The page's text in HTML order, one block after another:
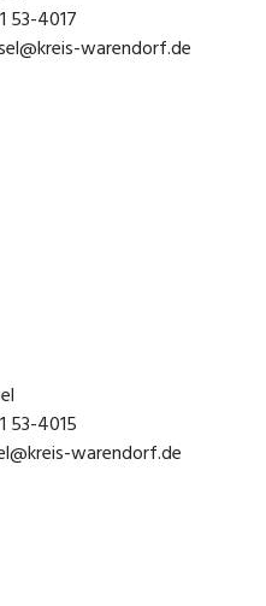
53-4017
warendorf.de
53-4015
warendorf.de